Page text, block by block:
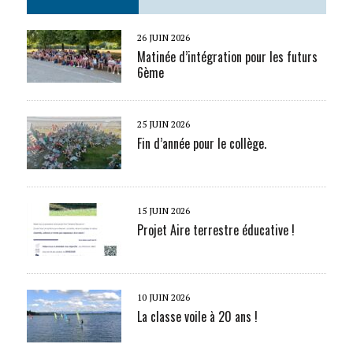
26 JUIN 2026
Matinée d’intégration pour les futurs
6ème
25 JUIN 2026
Fin d’année pour le collège.
15 JUIN 2026
Projet Aire terrestre éducative !
10 JUIN 2026
La classe voile à 20 ans !